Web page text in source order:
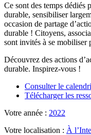
Ce sont des temps
durable, sensibiliser
occasion de partage
durable ! Citoyens,
sont invités à se mobiliser
Découvrez des actions
durable. Inspirez-vous !
Consulter le
Télécharger les
Votre année : 2022
Votre localisation : À